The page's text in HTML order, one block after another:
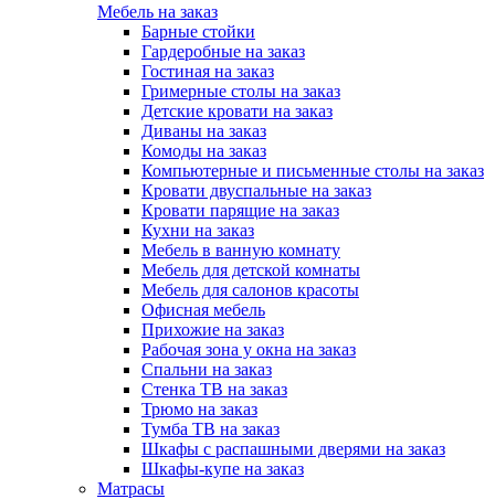
Мебель на заказ
Барные стойки
Гардеробные на заказ
Гостиная на заказ
Гримерные столы на заказ
Детские кровати на заказ
Диваны на заказ
Комоды на заказ
Компьютерные и письменные столы на заказ
Кровати двуспальные на заказ
Кровати парящие на заказ
Кухни на заказ
Мебель в ванную комнату
Мебель для детской комнаты
Мебель для салонов красоты
Офисная мебель
Прихожие на заказ
Рабочая зона у окна на заказ
Спальни на заказ
Стенка ТВ на заказ
Трюмо на заказ
Тумба ТВ на заказ
Шкафы с распашными дверями на заказ
Шкафы-купе на заказ
Матрасы